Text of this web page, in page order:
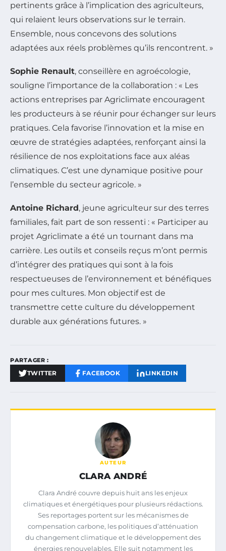
pertinents grâce à l’implication des agriculteurs,
qui relaient leurs observations sur le terrain.
Ensemble, nous concevons des solutions
adaptées aux réels problèmes qu’ils rencontrent. »
Sophie Renault, conseillère en agroécologie,
souligne l’importance de la collaboration : « Les
actions entreprises par Agriclimate encouragent
les producteurs à se réunir pour échanger sur leurs
pratiques. Cela favorise l’innovation et la mise en
œuvre de stratégies adaptées, renforçant ainsi la
résilience de nos exploitations face aux aléas
climatiques. C’est une dynamique positive pour
l’ensemble du secteur agricole. »
Antoine Richard, jeune agriculteur sur des terres
familiales, fait part de son ressenti : « Participer au
projet Agriclimate a été un tournant dans ma
carrière. Les outils et conseils reçus m’ont permis
d’intégrer des pratiques qui sont à la fois
respectueuses de l’environnement et bénéfiques
pour mes cultures. Mon objectif est de
transmettre cette culture du développement
durable aux générations futures. »
PARTAGER :
TWITTER FACEBOOK LINKEDIN
AUTEUR
CLARA ANDRÉ
Clara André couvre depuis huit ans les enjeux
climatiques et énergétiques pour plusieurs rédactions.
Ses reportages portent sur les mécanismes de
compensation carbone, les politiques d’atténuation
du changement climatique et le développement des
énergies renouvelables. Elle suit notamment les